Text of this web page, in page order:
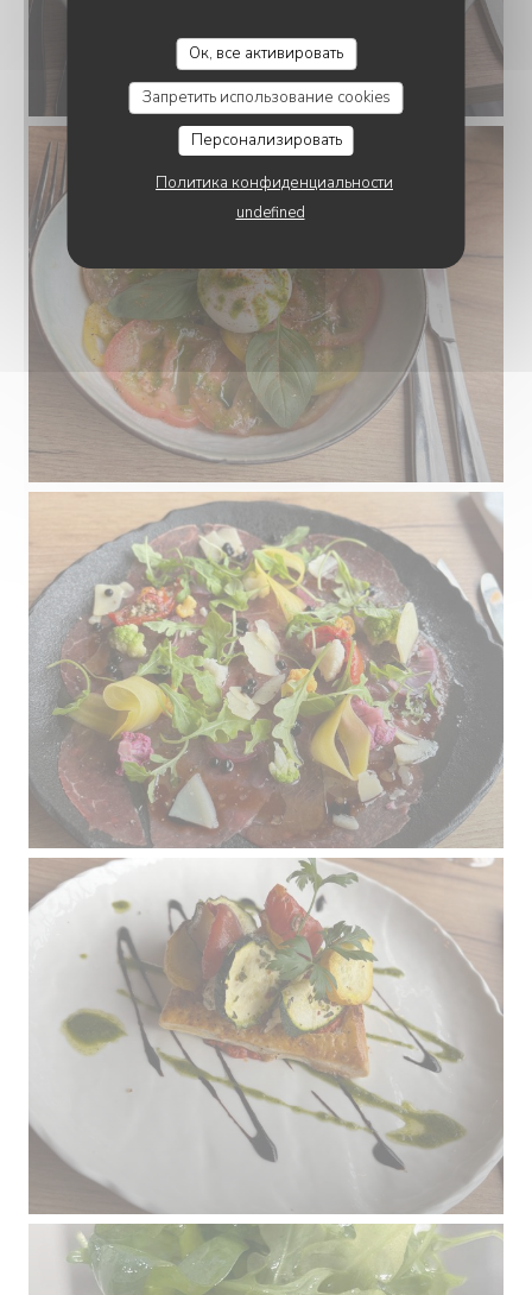
Ок, все активировать
Запретить использование cookies
Персонализировать
Политика конфиденциальности
undefined
CHEZ MARIE